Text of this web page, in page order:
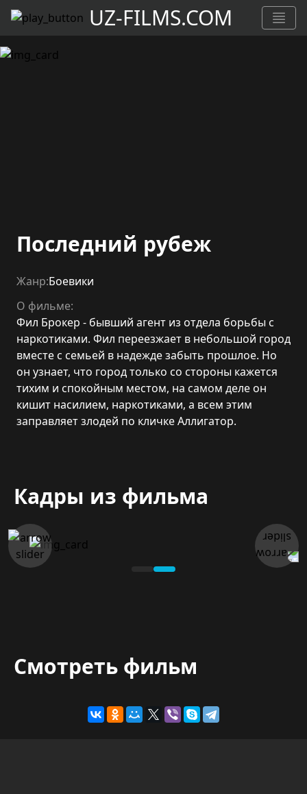
UZ-FILMS.COM
Последний рубеж
Жанр:Боевики
О фильме:
Фил Брокер - бывший агент из отдела борьбы с
наркотиками. Фил переезжает в небольшой город
вместе с семьей в надежде забыть прошлое. Но
он узнает, что город только со стороны кажется
тихим и спокойным местом, на самом деле он
кишит насилием, наркотиками, а всем этим
заправляет злодей по кличке Аллигатор.
Кадры из фильма
Смотреть фильм